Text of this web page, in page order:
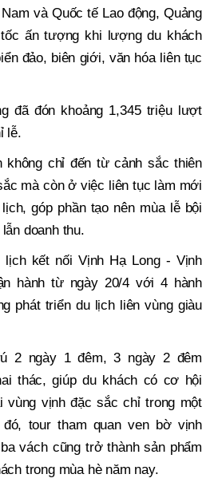
và Quốc tế Lao động, Quảng
ấn tượng khi lượng du khách
đảo, biên giới, văn hóa liên tục
đã đón khoảng 1,345 triệu lượt
lễ.
không chỉ đến từ cảnh sắc thiên
mà còn ở việc liên tục làm mới
góp phần tạo nên mùa lễ bội
doanh thu.
kết nối Vịnh Hạ Long - Vịnh
hành từ ngày 20/4 với 4 hành
phát triển du lịch liên vùng giàu
2 ngày 1 đêm, 3 ngày 2 đêm
thác, giúp du khách có cơ hội
vùng vịnh đặc sắc chỉ trong một
tour tham quan ven bờ vịnh
vách cũng trở thành sản phẩm
trong mùa hè năm nay.